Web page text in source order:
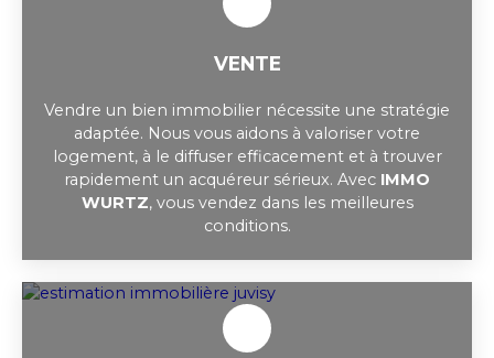
VENTE
Vendre un bien immobilier nécessite une stratégie
adaptée. Nous vous aidons à valoriser votre
logement, à le diffuser efficacement et à trouver
rapidement un acquéreur sérieux. Avec IMMO
WURTZ, vous vendez dans les meilleures
conditions.